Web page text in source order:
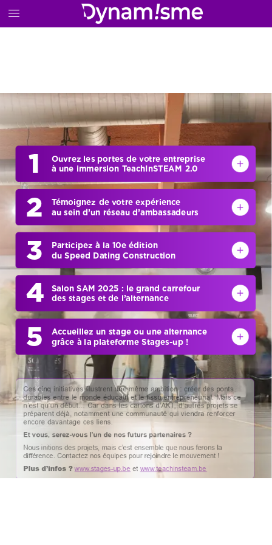
Accueillez un stage ou une alternance
grâce à la plateforme Stages-up !
5
Ouvrez les portes de votre entreprise
à une immersion TeachInSTEAM 2.0
1
Témoignez de votre expérience
au sein d’un réseau d’ambassadeurs
2
Participez à la 10e édition
du Speed Dating Construction
3
Salon SAM 2025 : le grand carrefour
des stages et de l’alternance
4
Ces cinq initiatives illustrent une même ambition : créer des ponts
durables entre le monde éducatif et le tissu entrepreneurial. Mais
n’est qu’un début… Car dans les cartons d’AKT, d’autres projets se
préparent déjà, notamment une communauté qui viendra renforcer
encore davantage ces liens.
Et vous, serez-vous l’un de
Nous initions des projets, mais c’est ensemble que nous
différence. Contactez nos équipes pour rejoindre le mouvement !
Plus d’infos ? www.stages-up.be et www.teachinsteam.be